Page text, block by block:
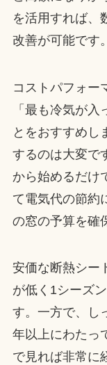
を活用すれば、
改善が可能です。
コストパフォー
「最も冷気が
とをおすすめし
するのは大変で
から始めるだけ
て電気代の節約
の窓の予算を確
安価な断熱シー
が低く1シーズ
す。一方で、し
年以上にわたっ
で見れば非常に